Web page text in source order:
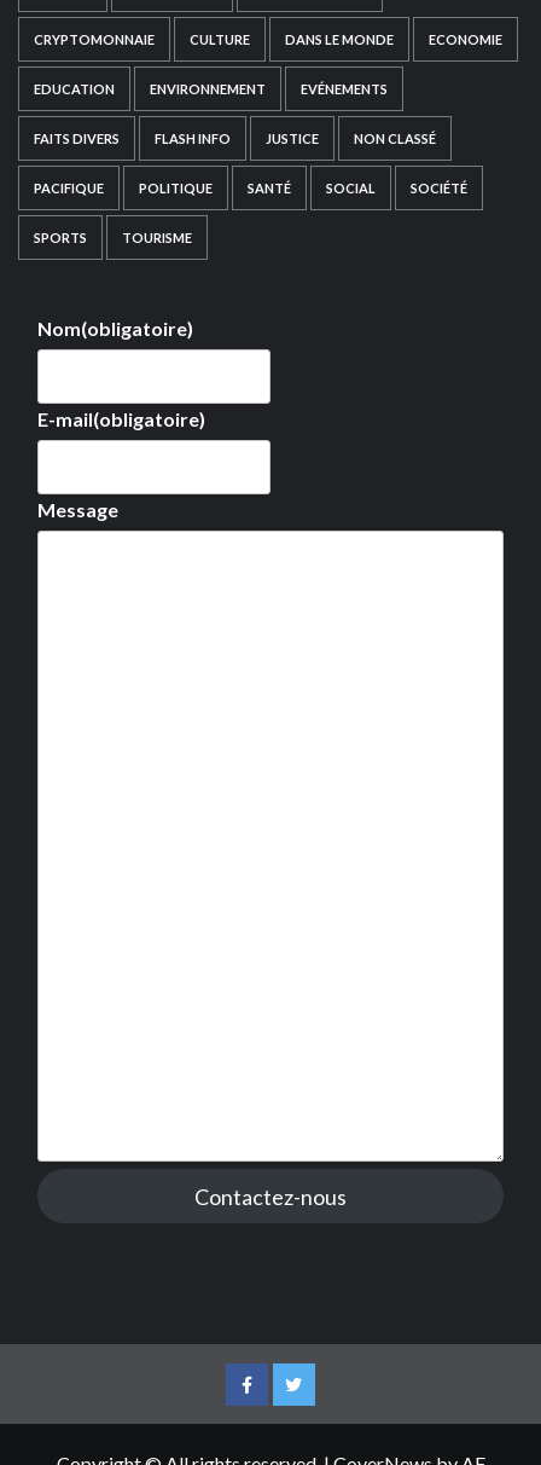
CRYPTOMONNAIE CULTURE DANS LE MONDE ECONOMIE
EDUCATION ENVIRONNEMENT EVÉNEMENTS
FAITS DIVERS FLASH INFO JUSTICE NON CLASSÉ
PACIFIQUE POLITIQUE SANTÉ SOCIAL SOCIÉTÉ
SPORTS TOURISME
Nom(obligatoire)
E-mail(obligatoire)
Message
Contactez-nous
FacebookTwitter